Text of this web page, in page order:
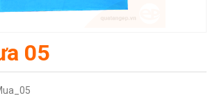
05